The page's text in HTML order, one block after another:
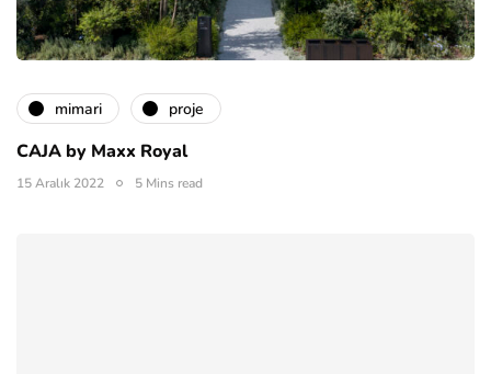
mimari proje
CAJA by Maxx Royal
15 Aralık 2022 5 Mins read